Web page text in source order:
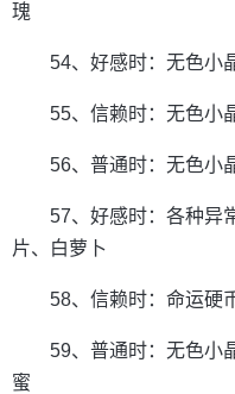
瑰
54、好感时：无色小
55、信赖时：无色小
56、普通时：无色小
57、好感时：各种异
片、白萝卜
58、信赖时：命运硬
59、普通时：无色小
蜜